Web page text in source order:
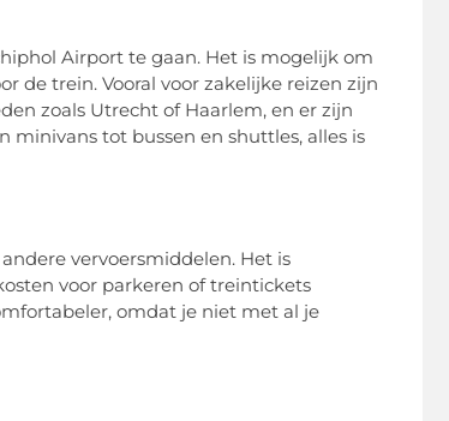
Airport te gaan. Het is mogelijk om
de trein. Vooral voor zakelijke reizen zijn
zoals Utrecht of Haarlem, en er zijn
minivans tot bussen en shuttles, alles is
vervoersmiddelen. Het is
voor parkeren of treintickets
omdat je niet met al je